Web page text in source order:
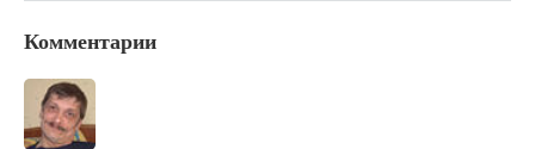
Комментарии